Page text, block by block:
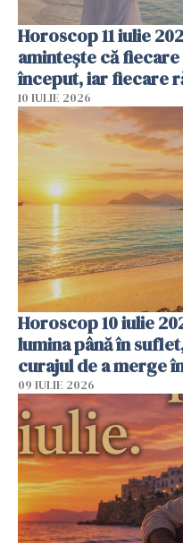
Horoscop 11 iulie
amintește că
început, iar fiecare
10 IULIE 2026
Horoscop 10 iulie
lumina până în
curajul de a merge
09 IULIE 2026